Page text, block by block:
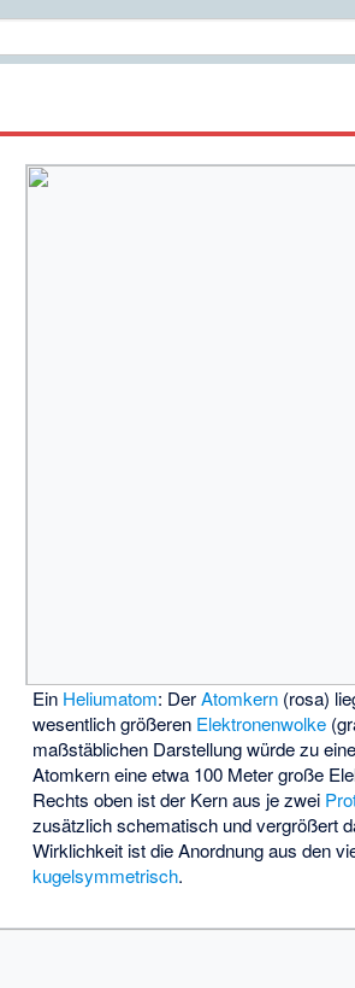
Ein Heliumatom: DerAtomkern (rosa)
wesentlich größeren Elektronenwolke
maßstäblichen Darstellung würde zu
Atomkern eine etwa 100 Meter große
Rechts oben ist der Kern aus je zwei
zusätzlich schematisch und vergrößert
Wirklichkeit ist die Anordnung aus den
kugelsymmetrisch.